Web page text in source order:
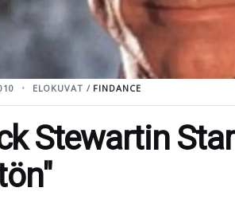
ELOKUVAT / FINDANCE
Stewartin